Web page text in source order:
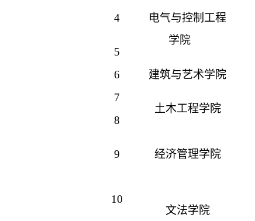
4
电气与控制工程
学院
5
6
建筑与艺术学院
7
土木工程学院
8
9 经济管理学院
10
文法学院